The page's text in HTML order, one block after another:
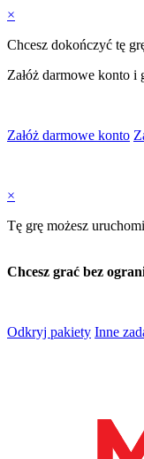
×
Chcesz dokończyć tę
Załóż darmowe konto i
Załóż darmowe konto
×
Tę grę możesz
Chcesz grać bez
Odkryj pakiety Inne